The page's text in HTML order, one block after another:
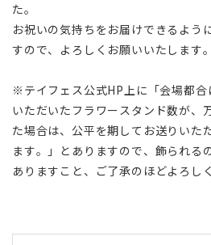
た。
お祝いの気持ちをお届けできるよう
すので、よろしくお願いいたします。
※テイフェス公式HP上に「会場都合
いただいたフラワースタンド数が、
た場合は、公平を期してお送りいた
ます。」とありますので、飾られる
ありますこと、ご了承のほどよろし